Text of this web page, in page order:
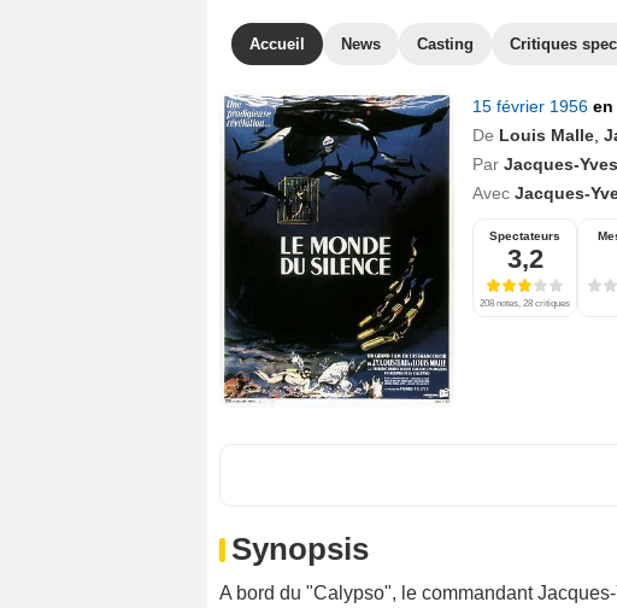
Accueil News Casting Critiques
15 février 1956 en
De Louis Malle
Par Jacques-
Avec Jacques-
Spectateurs
3,2
208 notes, 28 critiques
Synopsis
A bord du "Calypso", le commandant